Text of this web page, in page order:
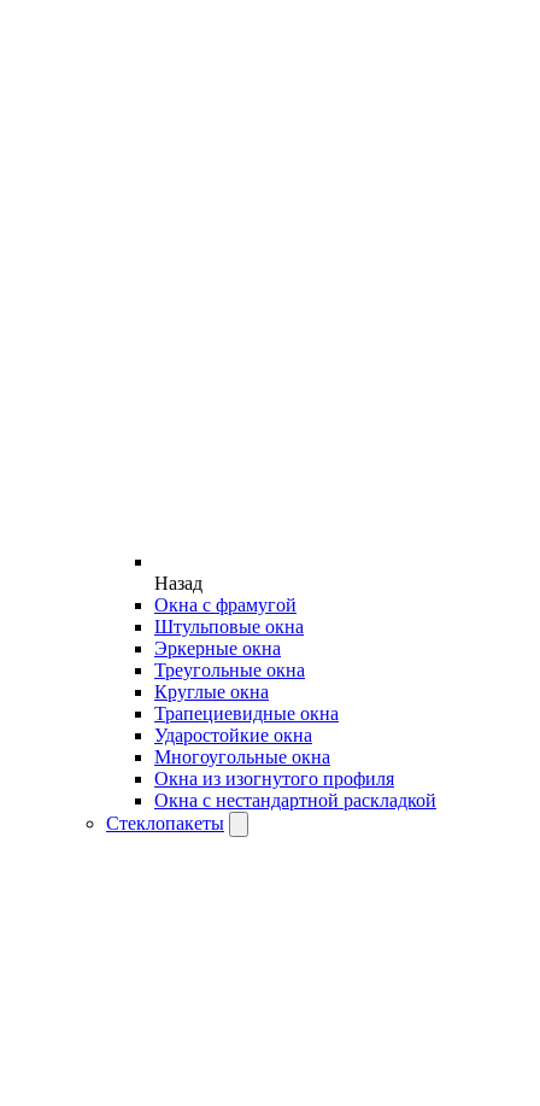
Назад
Окна с фрамугой
Штульповые окна
Эркерные окна
Треугольные окна
Круглые окна
Трапециевидные окна
Ударостойкие окна
Многоугольные окна
Окна из изогнутого профиля
Окна с нестандартной раскладкой
Стеклопакеты